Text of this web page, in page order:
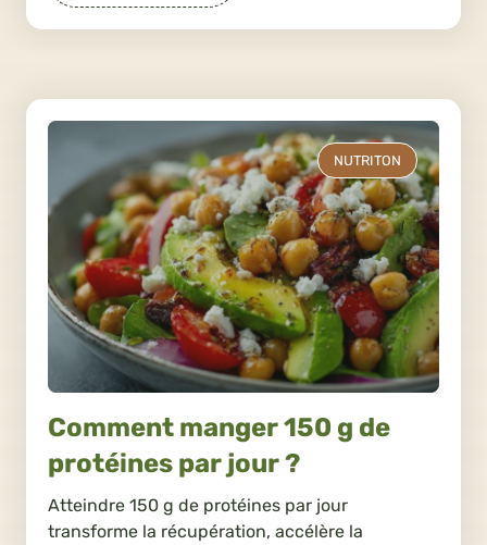
NUTRITON
Comment manger 150 g de
protéines par jour ?
Atteindre 150 g de protéines par jour
transforme la récupération, accélère la